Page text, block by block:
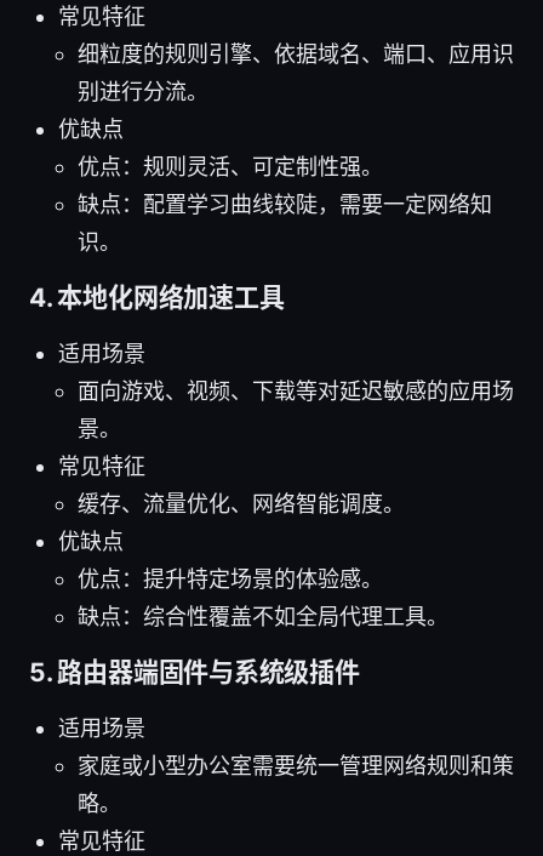
常见特征
细粒度的规则引擎、依据域名、端口、应用识
别进行分流。
优缺点
优点：规则灵活、可定制性强。
缺点：配置学习曲线较陡，需要一定网络知
识。
4. 本地化网络加速工具
适用场景
面向游戏、视频、下载等对延迟敏感的应用场
景。
常见特征
缓存、流量优化、网络智能调度。
优缺点
优点：提升特定场景的体验感。
缺点：综合性覆盖不如全局代理工具。
5. 路由器端固件与系统级插件
适用场景
家庭或小型办公室需要统一管理网络规则和策
略。
常见特征